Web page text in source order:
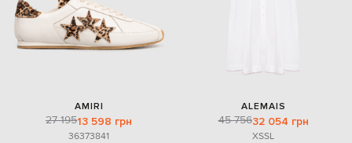
AMIRI
27 19513 598 грн
36373841
ALEMAIS
45 75632 054 грн
XSSL